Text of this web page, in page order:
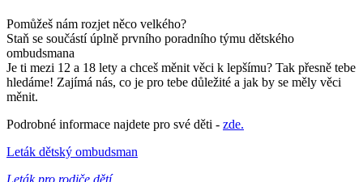
Pomůžeš nám rozjet něco velkého?
Staň se součástí úplně prvního poradního týmu dětského
ombudsmana
Je ti mezi 12 a 18 lety a chceš měnit věci k lepšímu? Tak přesně tebe
hledáme! Zajímá nás, co je pro tebe důležité a jak by se měly věci
měnit.
Podrobné informace najdete pro své děti - zde.
Leták dětský ombudsman
Leták pro rodiče dětí